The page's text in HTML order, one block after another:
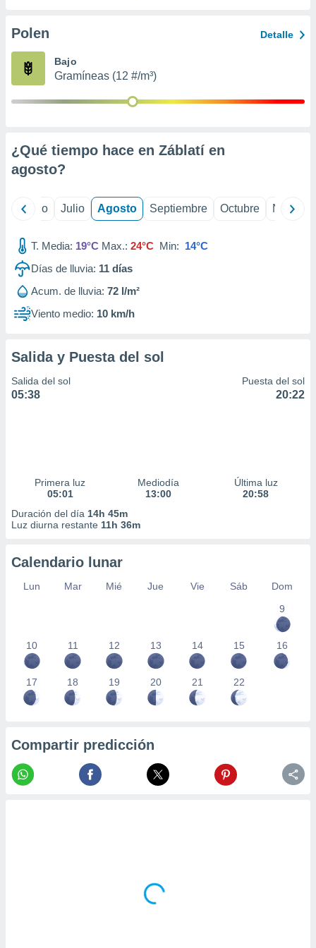
e
mediante
de
1199
Polen Detalle
Bajo
Gramíneas (12 #/m³)
¿Qué tiempo hace en Záblatí en
agosto?
Junio Julio Agosto Septiembre Octubre
T. Media: 19°C Max.: 24°C Min: 14°C
Días de lluvia: 11 días
Acum. de lluvia: 72 l/m²
Viento medio: 10 km/h
Salida y Puesta del sol
Salida del sol
05:38
Puesta del sol
20:22
Primera luz
05:01
Mediodía
13:00
Última luz
20:58
Duración del día 14h 45m
Luz diurna restante 11h 36m
Calendario lunar
Lun Mar Mié Jue Vie Sáb
Dom
9
10 11 12 13 14 15 16
17 18 19 20 21 22
Compartir predicción